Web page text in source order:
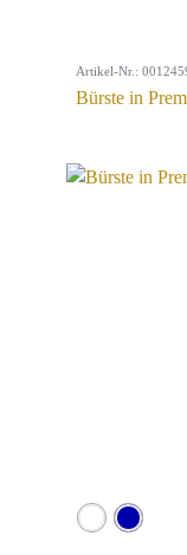
Farbe
Artikel-Nr.:
Bürste in